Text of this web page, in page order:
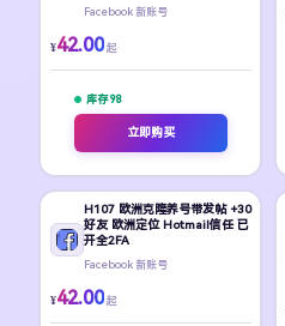
Facebook 新账号
¥42.00 起
库存 98
立即购买
H107 欧洲克隆养号带发帖 +30
好友 欧洲定位 Hotmail信任 已
开全2FA
Facebook 新账号
¥42.00 起